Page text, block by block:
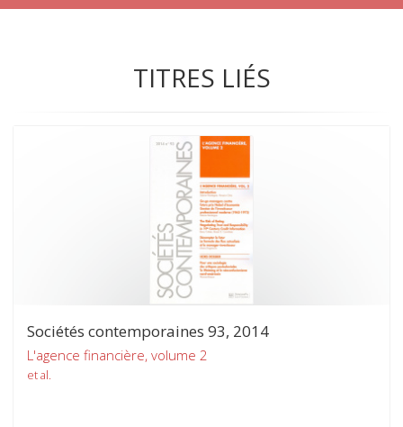
TITRES LIÉS
Sociétés contemporaines 93, 2014
L'agence financière, volume 2
et al.